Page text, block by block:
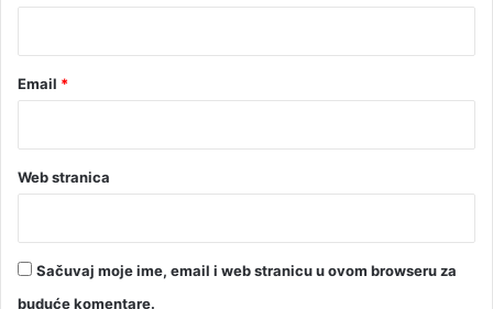
Email *
Web stranica
Sačuvaj moje ime, email i web stranicu u ovom browseru za
buduće komentare.